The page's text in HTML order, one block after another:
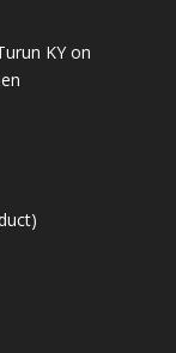
KY on